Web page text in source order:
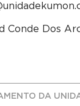
Conde Dos
DA